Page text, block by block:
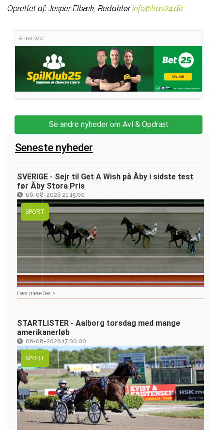
Oprettet af:Jesper Elbæk, Redaktør info@trav24.dk
Annonce:
Se andre nyheder om Avl & Opdræt
Seneste nyheder
SVERIGE - Sejr til Get A Wish på Åby i sidste test
før Åby Stora Pris
06-08-2026 21:15:00
SPORT
Læs mere her >
STARTLISTER - Aalborg torsdag med mange
amerikanerløb
06-08-2026 17:00:00
SPORT